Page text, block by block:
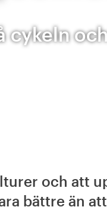
cykeln
och att
bättre än